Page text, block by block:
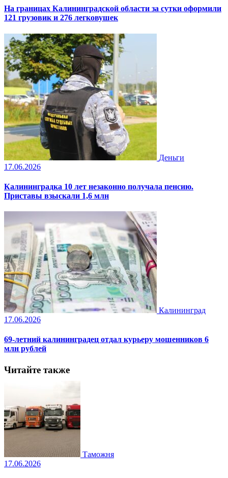
На границах Калининградской области за сутки оформили
121 грузовик и 276 легковушек
Деньги
17.06.2026
Калининградка 10 лет незаконно получала пенсию.
Приставы взыскали 1,6 млн
Калининград
17.06.2026
69-летний калининградец отдал курьеру мошенников 6
млн рублей
Читайте также
Таможня
17.06.2026